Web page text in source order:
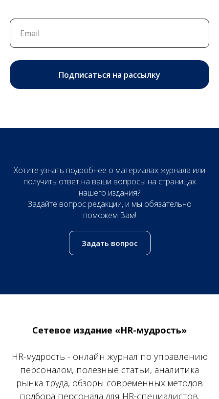
Подписаться на рассылку
Хотите узнать подробнее о материалах журнала или
получить ответ на ваши вопросы на страницах
нашего издания?
Задайте вопрос редакции, и мы обязательно
поможем Вам!
Задать вопрос
Сетевое издание «HR-мудрость»
HR-мудрость - онлайн журнал по управлению
персоналом, полезные статьи, аналитика
рынка труда, обзоры современных методов
подбора персонала для HR-специалистов.